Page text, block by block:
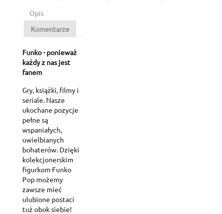
Opis
Komentarze
Funko - ponieważ
każdy z nas jest
fanem
Gry, książki, filmy i
seriale. Nasze
ukochane pozycje
pełne są
wspaniałych,
uwielbianych
bohaterów. Dzięki
kolekcjonerskim
figurkom Funko
Pop możemy
zawsze mieć
ulubione postaci
tuż obok siebie!